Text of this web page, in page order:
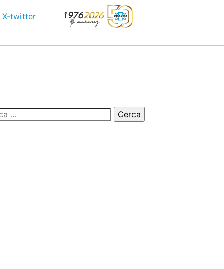
X-twitter